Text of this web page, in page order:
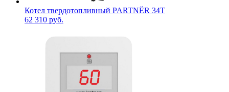
Котел твердотопливный PARTNЁR 34T
62 310 руб.